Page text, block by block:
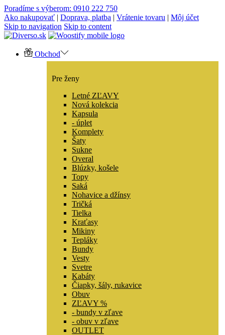
Poradíme s výberom: 0910 222 750
Ako nakupovať | Doprava, platba | Vrátenie tovaru | Môj účet
Skip to navigation Skip to content
Obchod
Pre ženy
Letné ZĽAVY
Nová kolekcia
Kapsula
- úplet
Komplety
Šaty
Sukne
Overal
Blúzky, košele
Topy
Saká
Nohavice a džínsy
Tričká
Tielka
Kraťasy
Mikiny
Tepláky
Bundy
Vesty
Svetre
Kabáty
Čiapky, šály, rukavice
Obuv
ZĽAVY %
- bundy v zľave
- obuv v zľave
OUTLET